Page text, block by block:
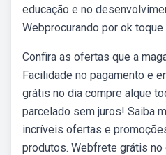
educação e no
Webprocurando por ok toque
Confira as ofertas que a
Facilidade no pagamento e
grátis no dia compre alque
parcelado sem juros! Saiba
incríveis ofertas e
produtos. Webfrete grátis